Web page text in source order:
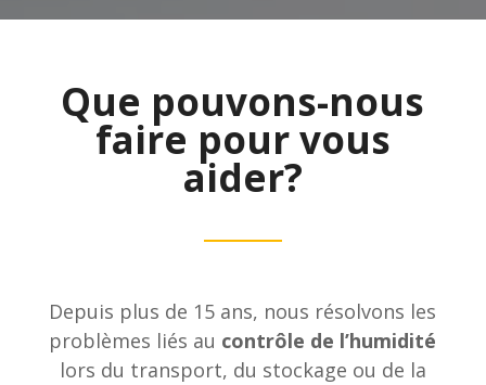
Que pouvons-nous
faire pour vous
aider?
Depuis plus de 15 ans, nous résolvons les
problèmes liés au contrôle de l’humidité
lors du transport, du stockage ou de la